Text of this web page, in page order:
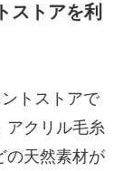
ストアを利
トストアで
アクリル毛糸
の天然素材が